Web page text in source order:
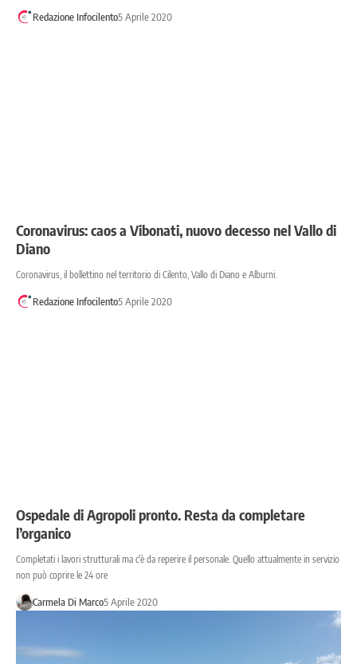
Redazione Infocilento5 Aprile 2020
Coronavirus: caos a Vibonati, nuovo decesso nel Vallo di
Diano
Coronavirus, il bollettino nel territorio di Cilento, Vallo di Diano e Alburni.
Redazione Infocilento5 Aprile 2020
Ospedale di Agropoli pronto. Resta da completare
l’organico
Completati i lavori strutturali ma c'è da reperire il personale. Quello attualmente in servizio
non può coprire le 24 ore
Carmela Di Marco5 Aprile 2020